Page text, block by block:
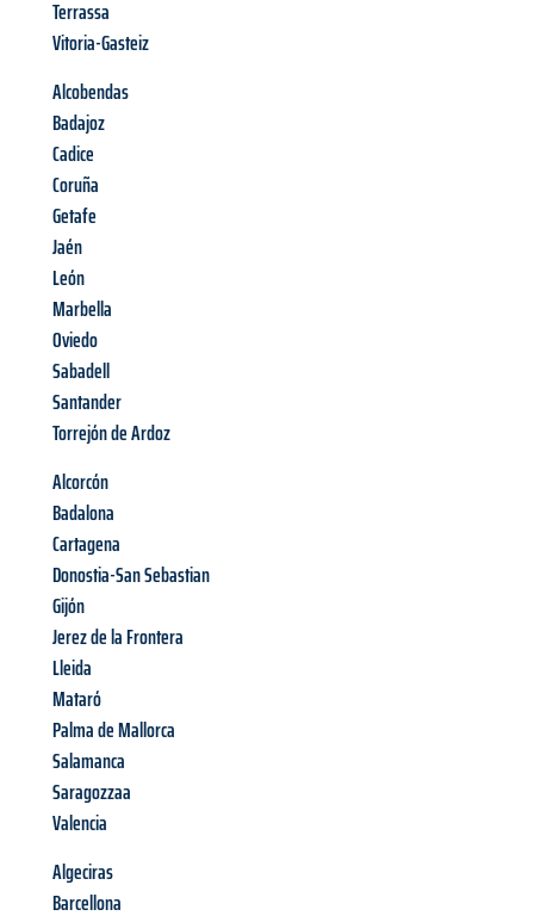
Terrassa
Vitoria-Gasteiz
Alcobendas
Badajoz
Cadice
Coruña
Getafe
Jaén
León
Marbella
Oviedo
Sabadell
Santander
Torrejón de Ardoz
Alcorcón
Badalona
Cartagena
Donostia-San Sebastian
Gijón
Jerez de la Frontera
Lleida
Mataró
Palma de Mallorca
Salamanca
Saragozzaa
Valencia
Algeciras
Barcellona